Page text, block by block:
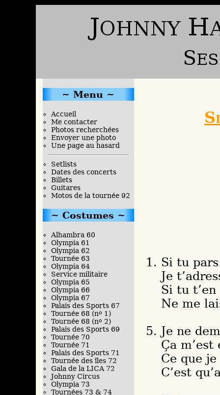
Si tu
Je
Si tu
Ne me
Je ne
Ça
Ce que
C’est
Menu
Accueil
Me contacter
Photos recherchées
Envoyer une photo
Une page au hasard
Setlists
Dates des concerts
Billets
Guitares
Motos de la tournée 92
Costumes
Alhambra 60
Olympia 61
Olympia 62
Tournée 63
Olympia 64
Service militaire
Olympia 65
Olympia 66
Olympia 67
Palais des Sports 67
Tournée 68 (no 1)
Tournée 68 (no 2)
Palais des Sports 69
Tournée 70
Tournée 71
Palais des Sports 71
Tournée des îles 72
Gala de la LICA 72
Johnny Circus
Olympia 73
Tournées 73 & 74